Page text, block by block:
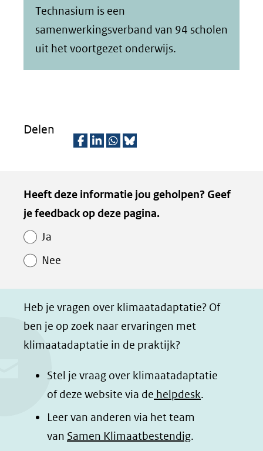
Technasium is een
samenwerkingsverband van 94 scholen
uit het voortgezet onderwijs.
Delen
l
e
a
b
o
o
(opent
in
l
e
i
d
I
(opent
in
l
e
h
t
a
p
(opent
in
z
e
n
d
l
e
p
Kopie
van
Paginawaardering
Heeft deze informatie jou geholpen? Geef
je feedback op deze pagina.
Ja
Nee
Heb je vragen over klimaatadaptatie? Of
ben je op zoek naar ervaringen met
klimaatadaptatie in de praktijk?
Stel je vraag over klimaatadaptatie
of deze website via de helpdesk.
Leer van anderen via het team
van Samen Klimaatbestendig.